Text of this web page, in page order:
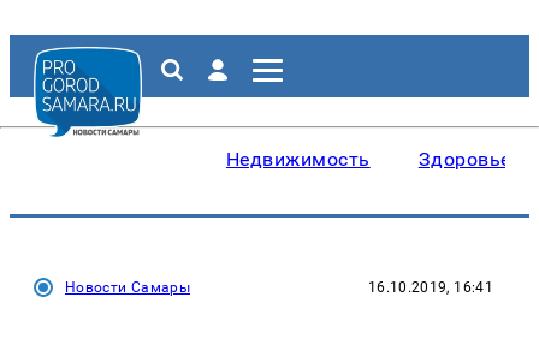
Недвижимость Здоровье
Новости Самары 16.10.2019, 16:41